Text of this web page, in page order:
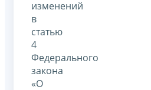
изменений
в
статью
4
Федерального
закона
«О